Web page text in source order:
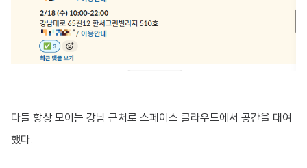
다들 항상 모이는 강남 근처로 스페이스 클라우드에서 공간을 대여
했다.